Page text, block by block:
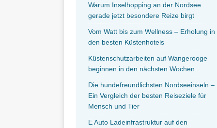
Warum Inselhopping an der Nordsee
gerade jetzt besondere Reize birgt
Vom Watt bis zum Wellness – Erholung in
den besten Küstenhotels
Küstenschutzarbeiten auf Wangerooge
beginnen in den nächsten Wochen
Die hundefreundlichsten Nordseeinseln –
Ein Vergleich der besten Reiseziele für
Mensch und Tier
E Auto Ladeinfrastruktur auf den